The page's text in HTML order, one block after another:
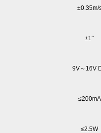
±0.35m/
±1 °
9V～ 16V
≤200mA
≤2.5W